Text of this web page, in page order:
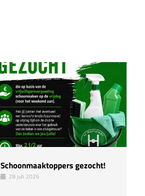
Schoonmaaktoppers gezocht!
28 juli 2026